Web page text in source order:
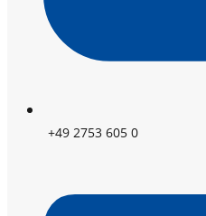
+49 2753 605 0